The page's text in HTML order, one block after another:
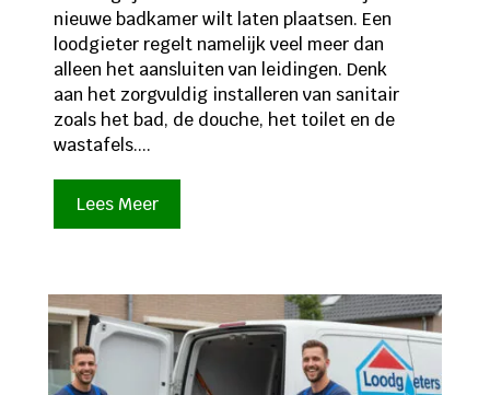
nieuwe badkamer wilt laten plaatsen. Een
loodgieter regelt namelijk veel meer dan
alleen het aansluiten van leidingen. Denk
aan het zorgvuldig installeren van sanitair
zoals het bad, de douche, het toilet en de
wastafels....
Lees Meer